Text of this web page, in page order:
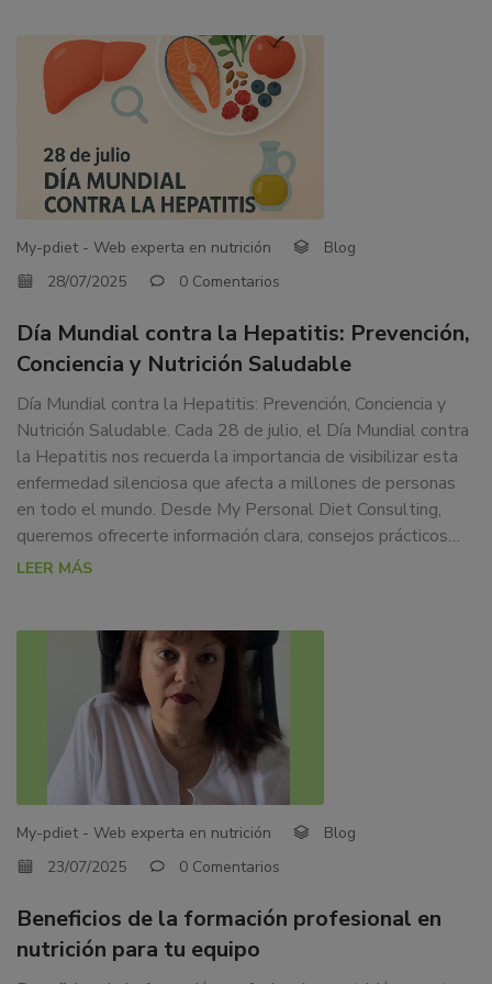
My-pdiet - Web experta en nutrición
Blog
28/07/2025
0 Comentarios
Día Mundial contra la Hepatitis: Prevención,
Conciencia y Nutrición Saludable
Día Mundial contra la Hepatitis: Prevención, Conciencia y
Nutrición Saludable. Cada 28 de julio, el Día Mundial contra
la Hepatitis nos recuerda la importancia de visibilizar esta
enfermedad silenciosa que afecta a millones de personas
en todo el mundo. Desde My Personal Diet Consulting,
queremos ofrecerte información clara, consejos prácticos…
LEER MÁS
My-pdiet - Web experta en nutrición
Blog
23/07/2025
0 Comentarios
Beneficios de la formación profesional en
nutrición para tu equipo